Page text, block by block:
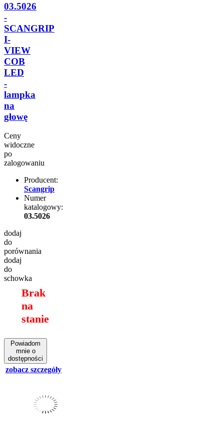
03.5026
-
SCANGRIP
I-
VIEW
COB
LED
-
lampka
na
głowę
Ceny
widoczne
po
zalogowaniu
Producent:
Scangrip
Numer
katalogowy:
03.5026
dodaj
do
porównania
dodaj
do
schowka
Brak
na
stanie
Powiadom
mnie o
dostępności
zobacz szczegóły